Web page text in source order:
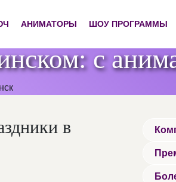
АНИМАТОРЫ ШОУ ПРОГРАММЫ
с
в